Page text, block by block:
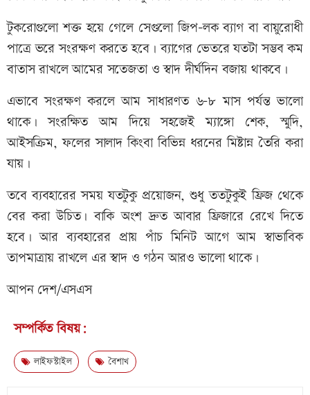
টুকরোগুলো শক্ত হয়ে গেলে সেগুলো জিপ-লক ব্যাগ বা বায়ুরোধী
পাত্রে ভরে সংরক্ষণ করতে হবে। ব্যাগের ভেতরে যতটা সম্ভব কম
বাতাস রাখলে আমের সতেজতা ও স্বাদ দীর্ঘদিন বজায় থাকবে।
এভাবে সংরক্ষণ করলে আম সাধারণত ৬-৮ মাস পর্যন্ত ভালো
থাকে। সংরক্ষিত আম দিয়ে সহজেই ম্যাঙ্গো শেক, স্মুদি,
আইসক্রিম, ফলের সালাদ কিংবা বিভিন্ন ধরনের মিষ্টান্ন তৈরি করা
যায়।
তবে ব্যবহারের সময় যতটুকু প্রয়োজন, শুধু ততটুকুই ফ্রিজ থেকে
বের করা উচিত। বাকি অংশ দ্রুত আবার ফ্রিজারে রেখে দিতে
হবে। আর ব্যবহারের প্রায় পাঁচ মিনিট আগে আম স্বাভাবিক
তাপমাত্রায় রাখলে এর স্বাদ ও গঠন আরও ভালো থাকে।
আপন দেশ/এসএস
সম্পর্কিত বিষয়:
লাইফস্টাইল বৈশাখ